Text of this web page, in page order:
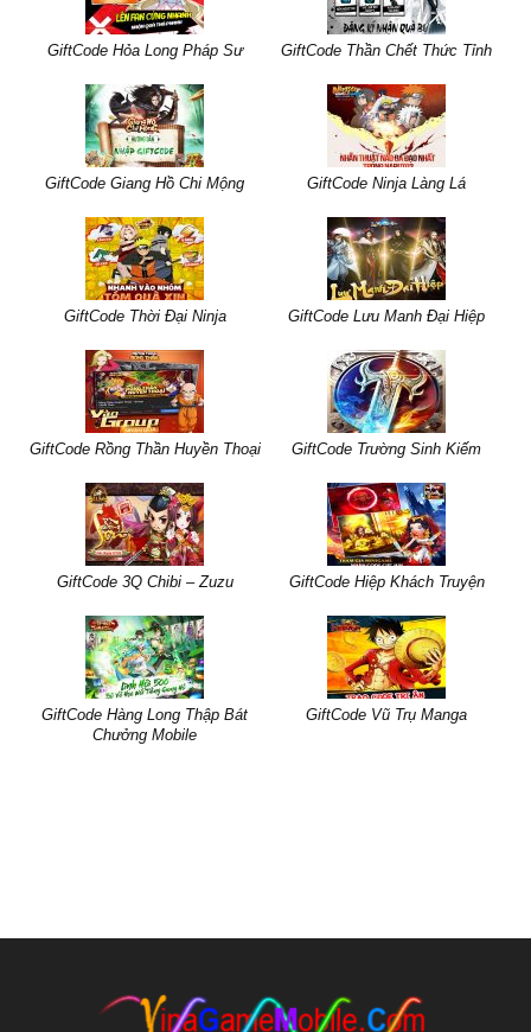
GiftCode Hỏa Long Pháp Sư GiftCode Thần Chết Thức Tỉnh
GiftCode Giang Hồ Chi Mộng GiftCode Ninja Làng Lá
GiftCode Thời Đại Ninja GiftCode Lưu Manh Đại Hiệp
GiftCode Rồng Thần Huyền Thoại GiftCode Trường Sinh Kiếm
GiftCode 3Q Chibi – Zuzu GiftCode Hiệp Khách Truyện
GiftCode Hàng Long Thập Bát
Chưởng Mobile
GiftCode Vũ Trụ Manga